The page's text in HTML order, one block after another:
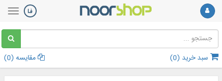
سبد خرید (0
) مقایسه (0
)